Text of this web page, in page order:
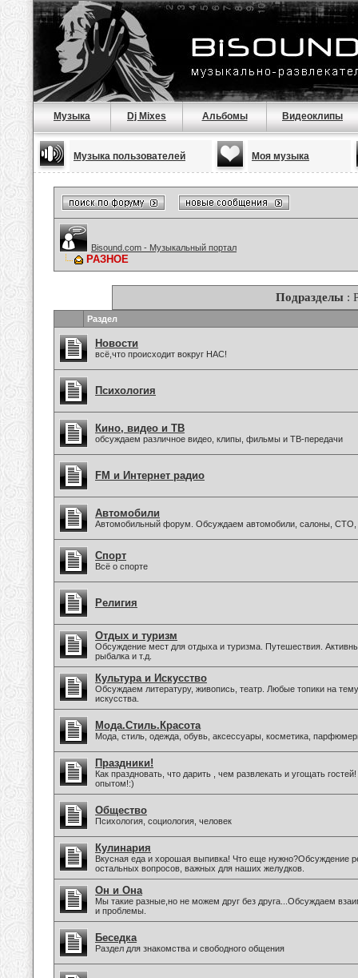
Музыка Dj Mixes Альбомы Видеоклипы
Музыка пользователей Моя музыка
Bisound.com - Музыкальный портал
РАЗНОЕ
Подразделы :
Раздел
Новости
всё,что происходит вокруг НАС!
Психология
Кино, видео и ТВ
обсуждаем различное видео, клипы, фильмы и ТВ-передачи
FM и Интернет радио
Автомобили
Автомобильный форум. Обсуждаем автомобили, салоны, СТО,
Спорт
Всё о спорте
Религия
Отдых и туризм
Обсуждение мест для отдыха и туризма. Путешествия.
рыбалка и т.д.
Культура и Искусство
Обсуждаем литературу, живопись, театр. Любые топики на
искусства.
Мода.Стиль.Красота
Мода, стиль, одежда, обувь, аксессуары, косметика,
Праздники!
Как праздновать, что дарить , чем развлекать и угощать
опытом!:)
Общество
Психология, социология, человек
Кулинария
Вкусная еда и хорошая выпивка! Что еще нужно?Обсуждение
остальных вопросов, важных для наших желудков.
Он и Она
Мы такие разные,но не можем друг без друга...Обсуждаем
и проблемы.
Беседка
Раздел для знакомства и свободного общения